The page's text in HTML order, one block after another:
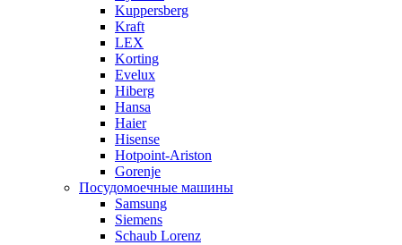
Kuppersberg
Kraft
LEX
Korting
Evelux
Hiberg
Hansa
Haier
Hisense
Hotpoint-Ariston
Gorenje
Посудомоечные машины
Samsung
Siemens
Schaub Lorenz